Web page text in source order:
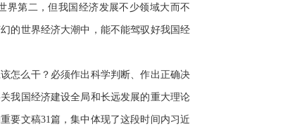
界第二，但我国经济发展不少领域大而不
的世界经济大潮中，能不能驾驭好我国经
怎么干？必须作出科学判断、作出正确决
我国经济建设全局和长远发展的重大理论
要文稿31篇，集中体现了这段时间内习近